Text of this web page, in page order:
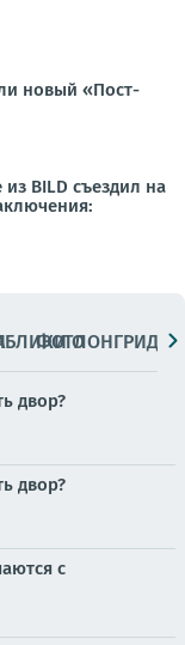
новый «Пост-
BILD съездил на
ФОТОЛОНГРИДЫ
двор?
двор?
с